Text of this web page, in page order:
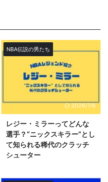
NBA伝説の男たち
2026/7/6
レジー・ミラーってどんな
選手？“ニックスキラー”とし
て知られる稀代のクラッチ
シューター
選手の1人「レジー・ミラー」。